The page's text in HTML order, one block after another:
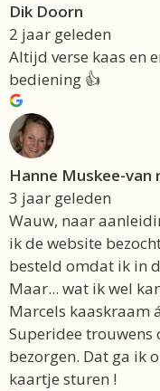
Dik Doorn
2 jaar geleden
Altijd verse kaas en
bediening 👍
Hanne Muskee-van
3 jaar geleden
Wauw, naar
ik de website
besteld omdat ik in
Maar... wat ik wel
Marcels kaaskraam
Superidee trouwens
bezorgen. Dat ga ik
kaartje sturen !